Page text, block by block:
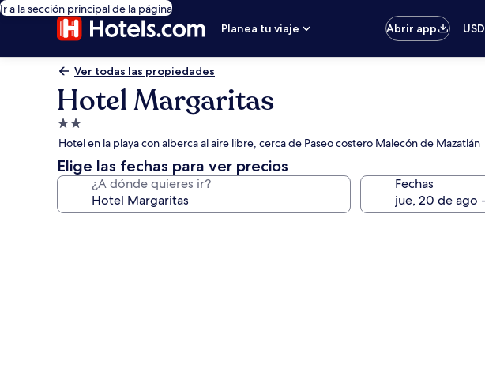
Ir a la sección principal de la página
Planea tu viaje
Abrir app USD
Ver todas las propiedades
Hotel Margaritas
Propiedad
de
2.0
estrellas
Hotel en la playa con alberca al aire libre, cerca de Paseo costero Malecón de Mazatlán
Elige las fechas para ver precios
¿A dónde quieres ir? Fechas